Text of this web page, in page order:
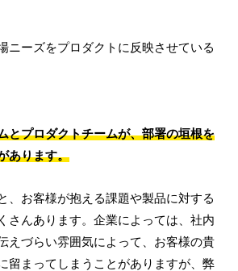
ニーズをプロダクトに反映させている
とプロダクトチームが、部署の垣根を
あります。
、お客様が抱える課題や製品に対する
さんあります。企業によっては、社内
えづらい雰囲気によって、お客様の貴
留まってしまうことがありますが、弊